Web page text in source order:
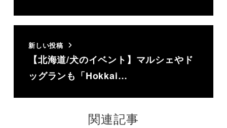
新しい投稿
【北海道/犬のイベント】マルシェやド
ッグランも「Hokkai…
関連記事